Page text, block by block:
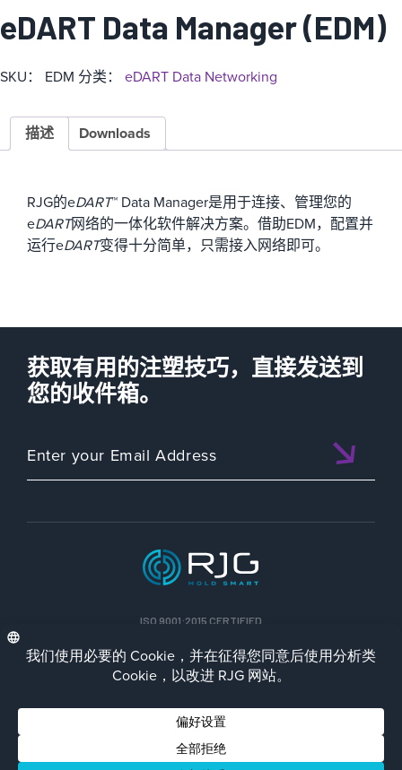
eDART Data Manager (EDM)
SKU： EDM 分类： eDART Data Networking
描述 Downloads
RJG的eDART™ Data Manager是用于连接、管理您的
eDART网络的一体化软件解决方案。借助EDM，配置并
运行eDART变得十分简单，只需接入网络即可。
获取有用的注塑技巧，直接发送到
您的收件箱。
ISO 9001:2015 CERTIFIED
© 2023 RJG Inc.
Privacy PolicyTerms/Impressum